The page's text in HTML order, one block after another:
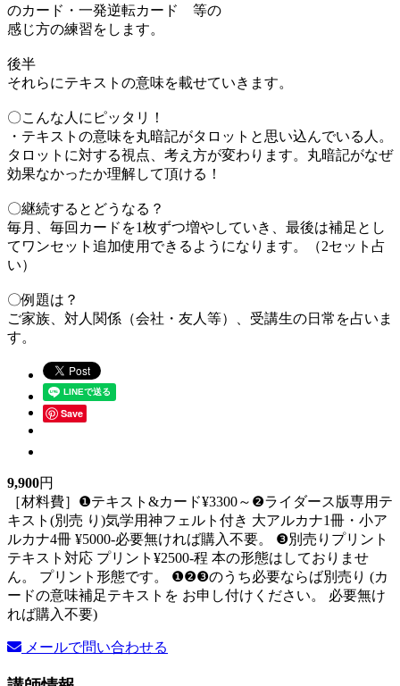
のカード・一発逆転カード 等の
感じ方の練習をします。
後半
それらにテキストの意味を載せていきます。
〇こんな人にピッタリ！
・テキストの意味を丸暗記がタロットと思い込んでいる人。
タロットに対する視点、考え方が変わります。丸暗記がなぜ
効果なかったか理解して頂ける！
〇継続するとどうなる？
毎月、毎回カードを1枚ずつ増やしていき、最後は補足とし
てワンセット追加使用できるようになります。（2セット占
い）
〇例題は？
ご家族、対人関係（会社・友人等）、受講生の日常を占いま
す。
Save
9,900円
［材料費］❶テキスト&カード¥3300～❷ライダース版専用テ
キスト(別売 り)気学用神フェルト付き 大アルカナ1冊・小ア
ルカナ4冊 ¥5000-必要無ければ購入不要。 ❸別売りプリント
テキスト対応 プリント¥2500-程 本の形態はしておりませ
ん。 プリント形態です。 ❶❷❸のうち必要ならば別売り (カ
ードの意味補足テキストを お申し付けください。 必要無け
れば購入不要)
メールで問い合わせる